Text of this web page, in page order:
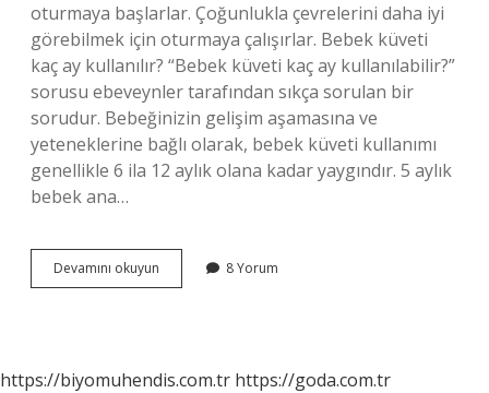
oturmaya başlarlar. Çoğunlukla çevrelerini daha iyi
görebilmek için oturmaya çalışırlar. Bebek küveti
kaç ay kullanılır? “Bebek küveti kaç ay kullanılabilir?”
sorusu ebeveynler tarafından sıkça sorulan bir
sorudur. Bebeğinizin gelişim aşamasına ve
yeteneklerine bağlı olarak, bebek küveti kullanımı
genellikle 6 ila 12 aylık olana kadar yaygındır. 5 aylık
bebek ana…
Devamını okuyun
Oturağı
8 Yorum
https://biyomuhendis.com.tr https://goda.com.tr